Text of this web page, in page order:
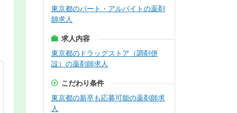
東京都のパート・アルバイトの薬剤
師求人
求人内容
東京都のドラッグストア（調剤併
設）の薬剤師求人
こだわり条件
東京都の新卒も応募可能の薬剤師求
人